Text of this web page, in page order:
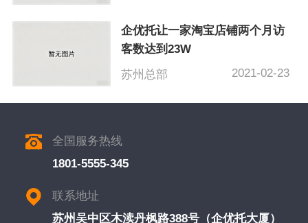
企优托让一家淘宝店铺两个月访
客数达到23W
苏州总部
2021-02-23
全国服务热线
1801-5555-345
联系地址
苏州吴中区木渎丹枫路388号（企优托大厦）